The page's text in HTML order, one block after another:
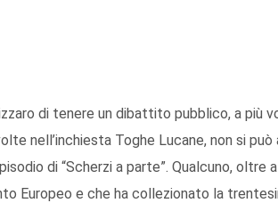
di tenere un dibattito pubblico, a più
nell’inchiesta Toghe Lucane, non si può
di “Scherzi a parte”. Qualcuno, oltre
Europeo e che ha collezionato la